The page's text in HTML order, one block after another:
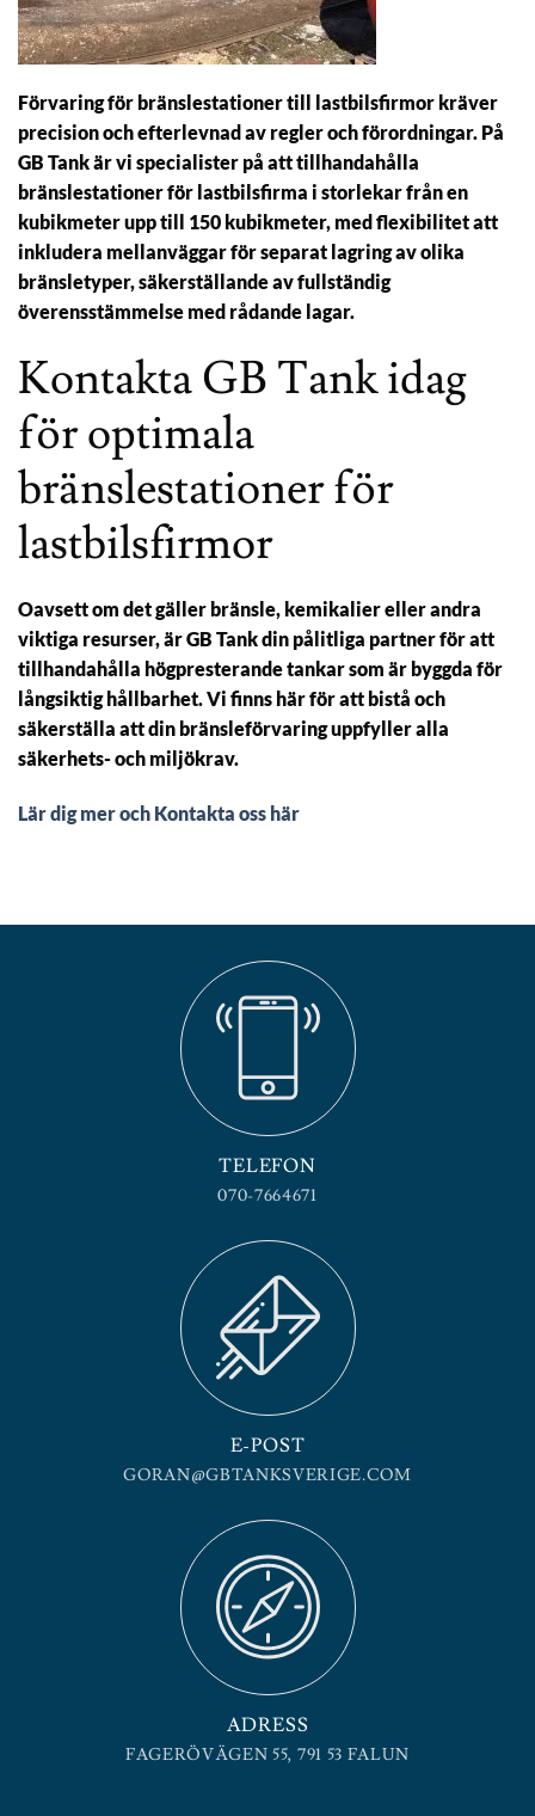
Förvaring för bränslestationer till lastbilsfirmor kräver
precision och efterlevnad av regler och förordningar. På
GB Tank är vi specialister på att tillhandahålla
bränslestationer för lastbilsfirma i storlekar från en
kubikmeter upp till 150 kubikmeter, med flexibilitet att
inkludera mellanväggar för separat lagring av olika
bränsletyper, säkerställande av fullständig
överensstämmelse med rådande lagar.
Kontakta GB Tank idag
för optimala
bränslestationer för
lastbilsfirmor
Oavsett om det gäller bränsle, kemikalier eller andra
viktiga resurser, är GB Tank din pålitliga partner för att
tillhandahålla högpresterande tankar som är byggda för
långsiktig hållbarhet. Vi finns här för att bistå och
säkerställa att din bränsleförvaring uppfyller alla
säkerhets- och miljökrav.
Lär dig mer och Kontakta oss här
TELEFON
070-7664671
E-POST
GORAN@GBTANKSVERIGE.COM
ADRESS
FAGERÖVÄGEN 55, 791 53 FALUN